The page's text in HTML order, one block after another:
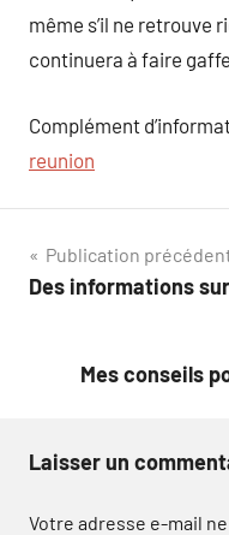
même s’il ne retrouve
continuera à faire
Complément
reunion
Navigation
de
Publication
Des informations
Mes conseils
Laisser un
Votre adresse e-mail